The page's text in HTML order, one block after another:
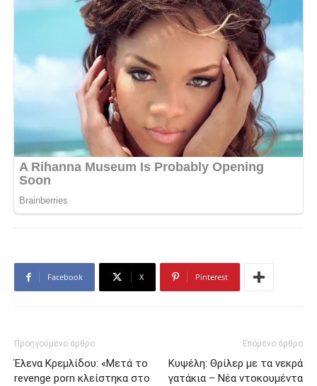
Facebook X Pinterest
Προηγούμενο άρθρο
Έλενα Κρεμλίδου: «Μετά το
reνenge pοrn κλείστηκα στο
Επόμενο άρθρο
Κυψέλη: Θρίλερ με τα νεκρά
γατάκια – Νέα ντοκουμέντα